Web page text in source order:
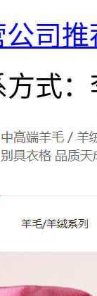
公司推
式：